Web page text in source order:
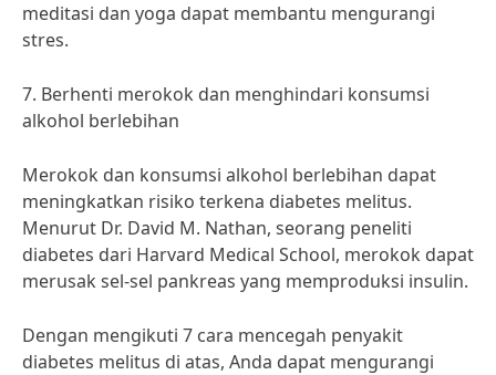
meditasi dan yoga dapat membantu mengurangi
stres.
7. Berhenti merokok dan menghindari konsumsi
alkohol berlebihan
Merokok dan konsumsi alkohol berlebihan dapat
meningkatkan risiko terkena diabetes melitus.
Menurut Dr. David M. Nathan, seorang peneliti
diabetes dari Harvard Medical School, merokok dapat
merusak sel-sel pankreas yang memproduksi insulin.
Dengan mengikuti 7 cara mencegah penyakit
diabetes melitus di atas, Anda dapat mengurangi